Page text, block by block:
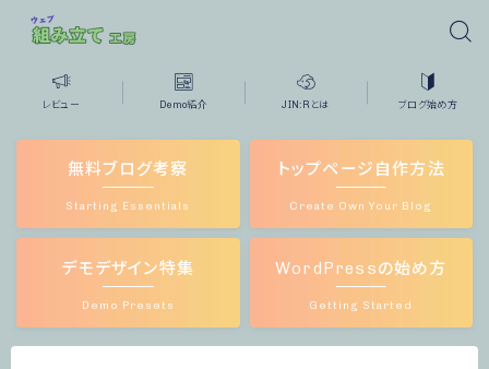
レビュー Demo紹介 JIN:Rとは ブログ始め方
Starting Essentials
無料ブログ考察
Create Own Your Blog
トップページ自作方法
Demo Presets
デモデザイン特集
Getting Started
WordPressの始め方